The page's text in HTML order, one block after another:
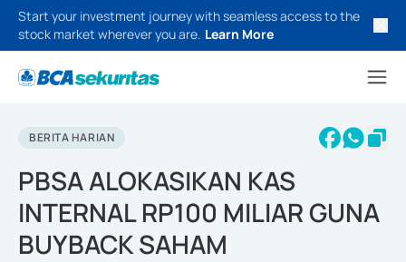
Start your investment journey with seamless access to the
stock market wherever you are. Learn More
BERITA HARIAN
PBSA ALOKASIKAN KAS
INTERNAL RP100 MILIAR GUNA
BUYBACK SAHAM